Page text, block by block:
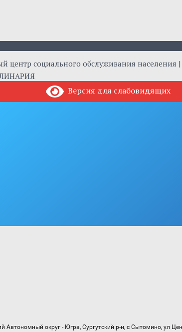
центр социального обслуживания
Версия для слабовидящих